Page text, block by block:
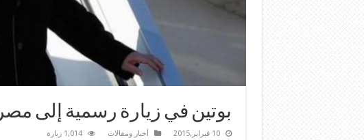
بوتين في زيارة رسمية إلى مصر
10 فبراير,2015 أخبار ومقالات 1,014 زيارة